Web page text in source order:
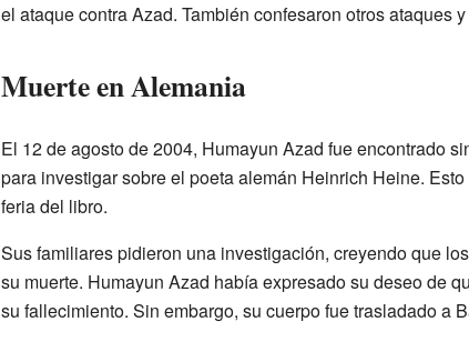
el ataque contra Azad. También confesaron otros ataques
Muerte en Alemania
El 12 de agosto de 2004, Humayun Azad fue encontrado
para investigar sobre el poeta alemán Heinrich Heine.
feria del libro.
Sus familiares pidieron una investigación, creyendo que
su muerte. Humayun Azad había expresado su deseo de
su fallecimiento. Sin embargo, su cuerpo fue trasladado a